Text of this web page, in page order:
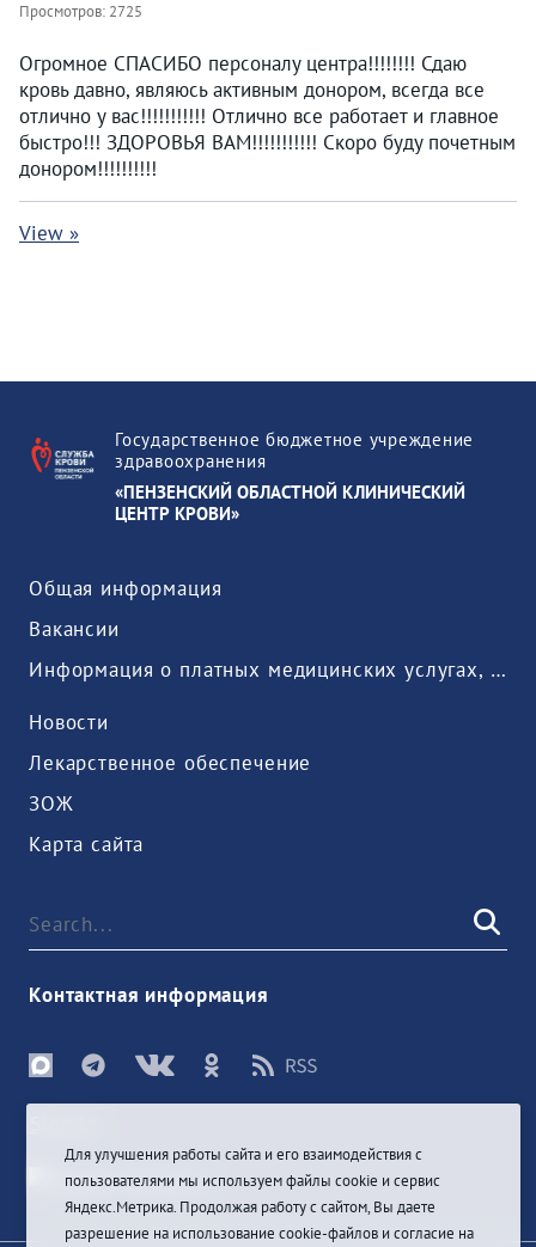
Просмотров: 2725
Огромное СПАСИБО персоналу центра!!!!!!!! Сдаю
кровь давно, являюсь активным донором, всегда все
отлично у вас!!!!!!!!!!! Отлично все работает и главное
быстро!!! ЗДОРОВЬЯ ВАМ!!!!!!!!!!! Скоро буду почетным
донором!!!!!!!!!!
View »
Государственное бюджетное учреждение
здравоохранения
«ПЕНЗЕНСКИЙ ОБЛАСТНОЙ КЛИНИЧЕСКИЙ
ЦЕНТР КРОВИ»
Общая информация
Вакансии
Информация о платных медицинских услугах, предоставляемых медицинской организацией
Новости
Лекарственное обеспечение
ЗОЖ
Карта сайта
Контактная информация
Для улучшения работы сайта и его взаимодействия с
пользователями мы используем файлы cookie и сервис
Яндекс.Метрика. Продолжая работу с сайтом, Вы даете
разрешение на использование cookie-файлов и согласие на